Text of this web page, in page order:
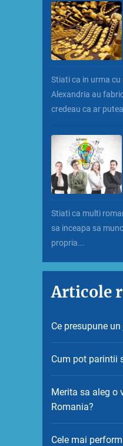
Stiati ca in urma
Alexandria au
credeau ca ar
Stiati ca multi
sa inceapa sa
propria...
Articole
Ce presupune
Cum pot parintii
Merita sa aleg o
Romania?
Cele mai